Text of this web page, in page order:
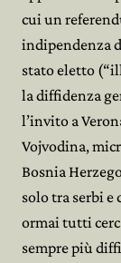
cui un
indipendenza
stato eletto
la diffidenza
l’invito a
Vojvodina,
Bosnia
solo tra serbi e
ormai tutti
sempre più